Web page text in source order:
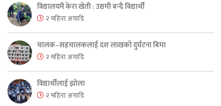
विद्यालयमै केरा खेती : उद्यमी बन्दै विद्यार्थी
२ महिना अगाडि
चालक–सहचालकलाई दश लाखको दुर्घटना बिमा
२ महिना अगाडि
विद्यार्थीलाई झोला
२ महिना अगाडि